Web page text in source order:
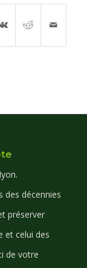
des décennies
préserver
et celui des
de votre